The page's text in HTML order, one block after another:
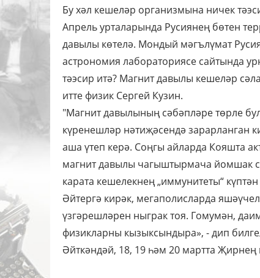
Бу хәл кешеләр организмына ничек
Апрель урталарында Русиянең бөтен
давылы көтелә. Мондый мәгълүмат
астрономия лабораториясе сайтында
тәэсир итә? Магнит давылы кешеләр
итте физик Сергей Кузин.
"Магнит давылының сәбәпләре төрле
күренешләр нәтиҗәсендә
аша үтеп керә. Соңгы айларда Кояшта
магнит давылы чагыштырмача йомшак
карата кешелекнең „иммунитеты“
Әйтергә кирәк, мегаполисларда
үзгәрешләрен ныграк тоя. Гомумән,
физикларны кызыксындыра», - дип
Әйткәндәй, 18, 19 һәм 20 мартта